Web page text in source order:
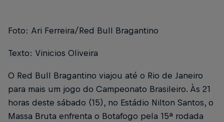
Foto: Ari Ferreira/Red Bull Bragantino
Texto: Vinicios Oliveira
O Red Bull Bragantino viajou até o Rio de Janeiro
para mais um jogo do Campeonato Brasileiro. Às 21
horas deste sábado (15), no Estádio Nilton Santos, o
Massa Bruta enfrenta o Botafogo pela 15ª rodada